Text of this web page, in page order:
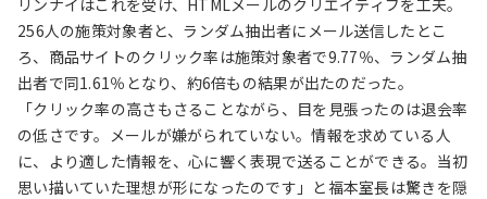
リンナイはこれを受け、HTMLメールのクリエイティブを工夫。
256人の施策対象者と、ランダム抽出者にメール送信したとこ
ろ、商品サイトのクリック率は施策対象者で9.77％、ランダム抽
出者で同1.61％となり、約6倍もの結果が出たのだった。
「クリック率の高さもさることながら、目を見張ったのは退会率
の低さです。メールが嫌がられていない。情報を求めている人
に、より適した情報を、心に響く表現で送ることができる。当初
思い描いていた理想が形になったのです」と福本室長は驚きを隠